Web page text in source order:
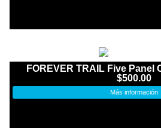
FOREVER TRAIL Five Panel
$500.00
Más información